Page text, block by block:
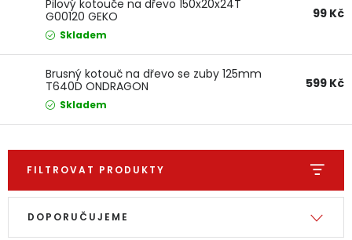
Ochranné pomůcky
Fotovoltaika
Výprodej
Pilový kotouče na dřevo 150x20x24T
G00120 GEKO
99 Kč
Skladem
Brusný kotouč na dřevo se zuby 125mm
T640D ONDRAGON
599 Kč
Skladem
FILTROVAT PRODUKTY
Výpis produktů
Řazení produktů
DOPORUČUJEME